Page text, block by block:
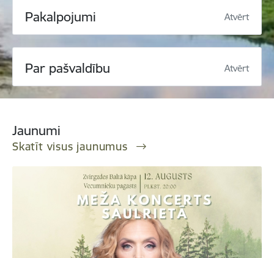
Pakalpojumi Atvērt
Par pašvaldību Atvērt
Jaunumi
Skatīt visus jaunumus